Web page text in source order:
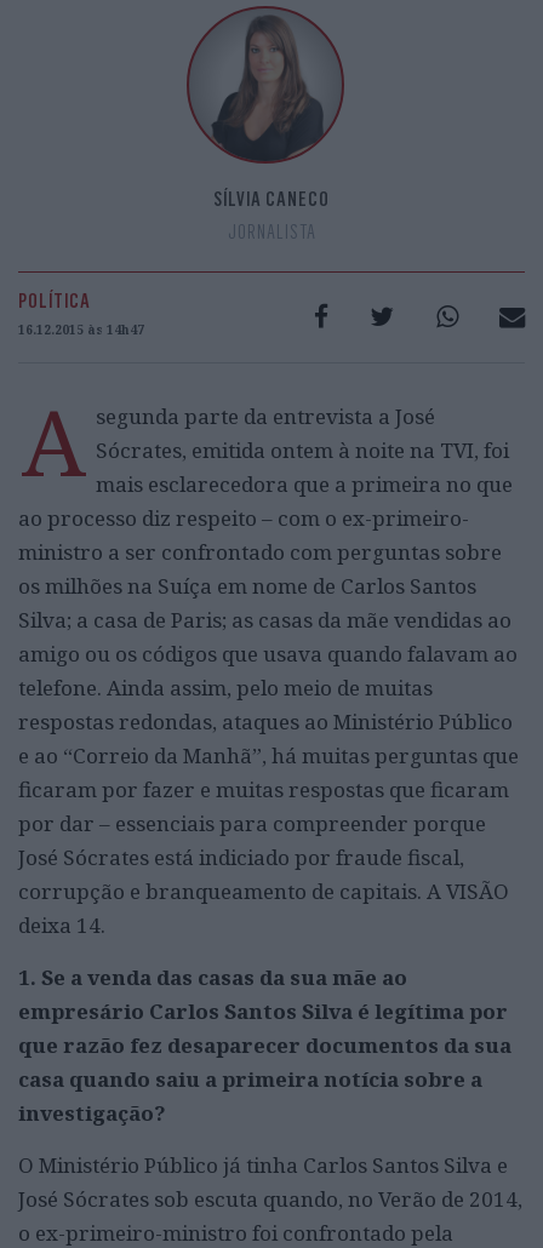
SÍLVIA CANECO
JORNALISTA
POLÍTICA
16.12.2015 às 14h47
A segunda parte da entrevista a José
Sócrates, emitida ontem à noite na TVI, foi
mais esclarecedora que a primeira no que
ao processo diz respeito – com o ex-primeiro-
ministro a ser confrontado com perguntas sobre
os milhões na Suíça em nome de Carlos Santos
Silva; a casa de Paris; as casas da mãe vendidas ao
amigo ou os códigos que usava quando falavam ao
telefone. Ainda assim, pelo meio de muitas
respostas redondas, ataques ao Ministério Público
e ao “Correio da Manhã”, há muitas perguntas que
ficaram por fazer e muitas respostas que ficaram
por dar – essenciais para compreender porque
José Sócrates está indiciado por fraude fiscal,
corrupção e branqueamento de capitais. A VISÃO
deixa 14.
1. Se a venda das casas da sua mãe ao
empresário Carlos Santos Silva é legítima por
que razão fez desaparecer documentos da sua
casa quando saiu a primeira notícia sobre a
investigação?
O Ministério Público já tinha Carlos Santos Silva e
José Sócrates sob escuta quando, no Verão de 2014,
o ex-primeiro-ministro foi confrontado pela